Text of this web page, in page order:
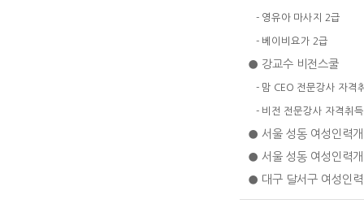
- 영유아 마사지 2급
- 베이비요가 2급
● 강교수 비전스쿨
- 맘 CEO 전문강사 자격
- 비전 전문강사 자격취득
● 서울 성동 여성인력
● 서울 성동 여성인력
● 대구 달서구 여성인